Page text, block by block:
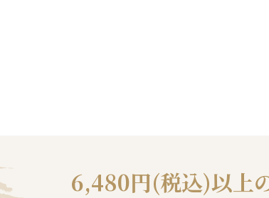
6,480円(税込)以上